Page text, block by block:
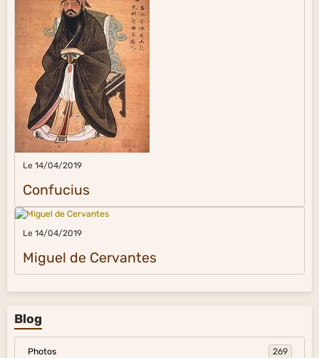
Le 14/04/2019
Confucius
Le 14/04/2019
Miguel de Cervantes
Blog
Photos 269